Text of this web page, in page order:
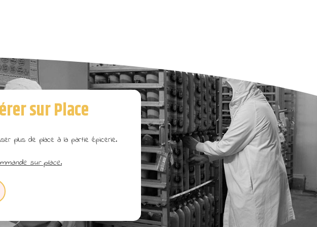
sur Place
plus de place à la partie épicerie.
sur place.